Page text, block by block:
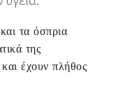
τα όσπρια
της
έχουν πλήθος